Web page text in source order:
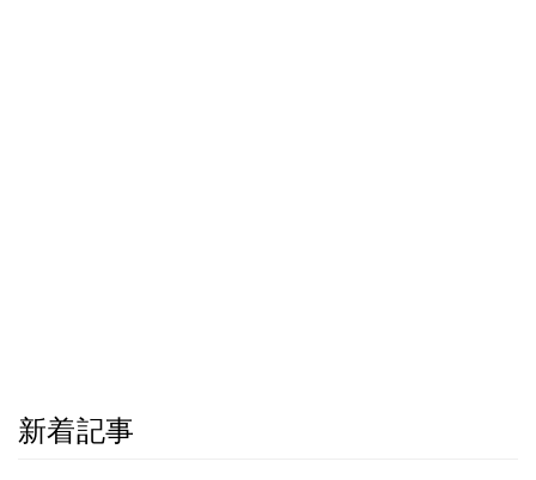
新着記事